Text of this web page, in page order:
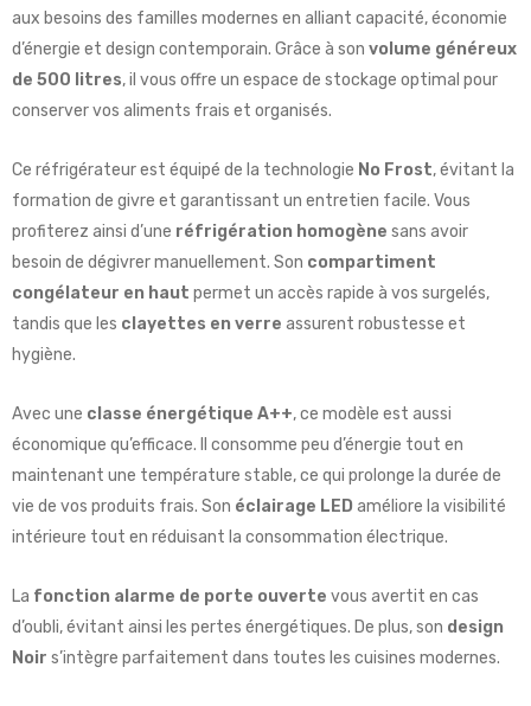
aux besoins des familles modernes en alliant capacité, économie
d’énergie et design contemporain. Grâce à son volume généreux
de 500 litres, il vous offre un espace de stockage optimal pour
conserver vos aliments frais et organisés.
Ce réfrigérateur est équipé de la technologie No Frost, évitant la
formation de givre et garantissant un entretien facile. Vous
profiterez ainsi d’une réfrigération homogène sans avoir
besoin de dégivrer manuellement. Son compartiment
congélateur en haut permet un accès rapide à vos surgelés,
tandis que les clayettes en verre assurent robustesse et
hygiène.
Avec une classe énergétique A++, ce modèle est aussi
économique qu’efficace. Il consomme peu d’énergie tout en
maintenant une température stable, ce qui prolonge la durée de
vie de vos produits frais. Son éclairage LED améliore la visibilité
intérieure tout en réduisant la consommation électrique.
La fonction alarme de porte ouverte vous avertit en cas
d’oubli, évitant ainsi les pertes énergétiques. De plus, son design
Noir s’intègre parfaitement dans toutes les cuisines modernes.